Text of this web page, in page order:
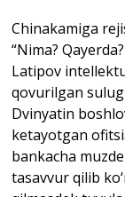
Chinakamiga
“Nima?
Latipov
qovurilgan
Dvinyatin
ketayotgan
bankacha
tasavvur qilib